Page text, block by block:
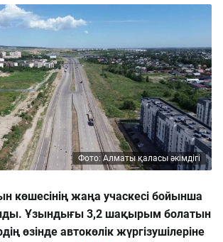
Фото: Алматы қаласы әкімдігі
көшесінің жаңа учаскесі бойынша
Ұзындығы 3,2 шақырым болатын
өзінде автокөлік жүргізушілеріне